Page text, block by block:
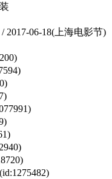
06-18(上海电影节)